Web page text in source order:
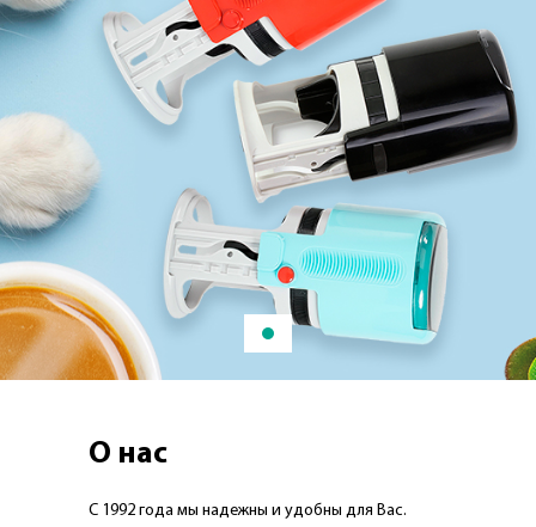
О нас
С 1992 года мы надежны и удобны для Вас.